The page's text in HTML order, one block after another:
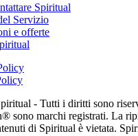
Spiritual
Servizio
e offerte
- Tutti i diritti sono
sono marchi registrati. La
di Spiritual è vietata.